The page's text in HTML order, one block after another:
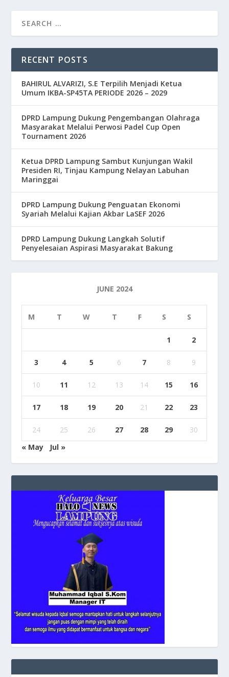
RECENT POSTS
BAHIRUL ALVARIZI, S.E Terpilih Menjadi Ketua
Umum IKBA-SP45TA PERIODE 2026 – 2029
DPRD Lampung Dukung Pengembangan Olahraga
Masyarakat Melalui Perwosi Padel Cup Open
Tournament 2026
Ketua DPRD Lampung Sambut Kunjungan Wakil
Presiden RI, Tinjau Kampung Nelayan Labuhan
Maringgai
DPRD Lampung Dukung Penguatan Ekonomi
Syariah Melalui Kajian Akbar LaSEF 2026
DPRD Lampung Dukung Langkah Solutif
Penyelesaian Aspirasi Masyarakat Bakung
JUNE 2024
M T W T F S S
1 2
3 4 5 6 7 8 9
10 11 12 13 14 15 16
17 18 19 20 21 22 23
24 25 26 27 28 29
30
« May
Jul »